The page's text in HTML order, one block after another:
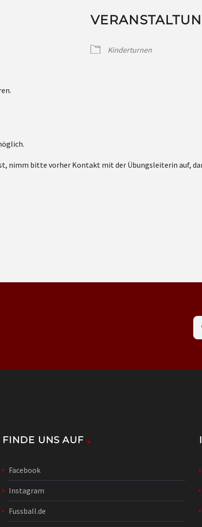
Kinderturnen
nimm bitte vorher Kontakt mit der Übungsleiterin auf,
FINDE UNS AUF
Facebook
Instagram
Fussball.de